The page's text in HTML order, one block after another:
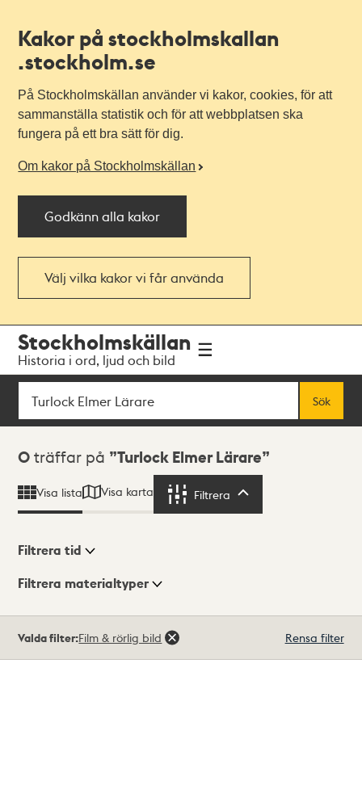
Kakor på stockholmskallan
.stockholm.se
På Stockholmskällan använder vi kakor, cookies, för att
sammanställa statistik och för att webbplatsen ska
fungera på ett bra sätt för dig.
Om kakor på Stockholmskällan
Godkänn alla kakor
Välj vilka kakor vi får använda
navigationen
huvudinnehållet
Stockholmskällan
Historia i ord, ljud och bild
Sök
Sök
Sökresultat
0 träffar på Turlock Elmer Lärare
Visa lista Visa karta Filtrera
Visningsläge
Filtrera tid
Filtrera materialtyper
träffar
Valda filter:Film & rörlig bild Rensa filter